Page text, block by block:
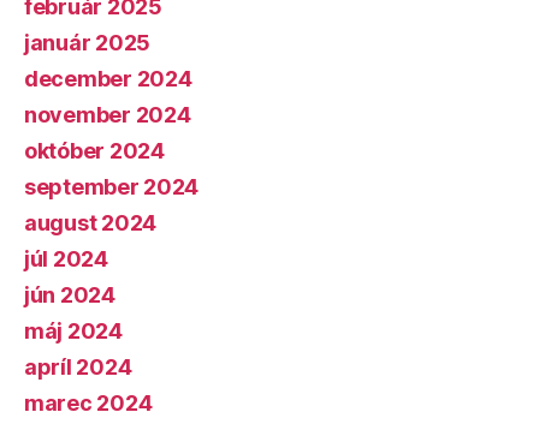
február 2025
január 2025
december 2024
november 2024
október 2024
september 2024
august 2024
júl 2024
jún 2024
máj 2024
apríl 2024
marec 2024